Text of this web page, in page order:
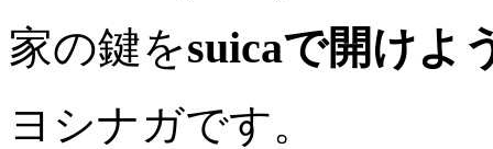
家の鍵をsuicaで開けよ
ヨシナガです。